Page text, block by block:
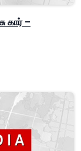
கார் –